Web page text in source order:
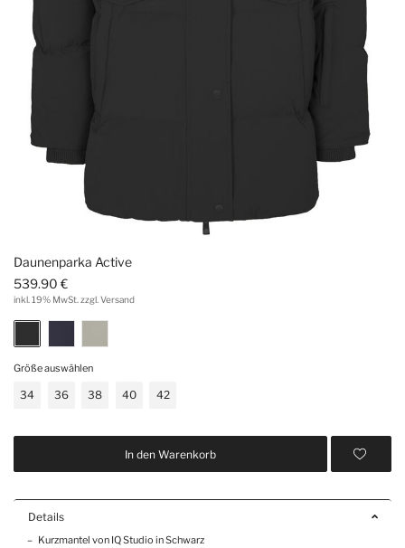
Daunenparka Active
539.90 €
inkl. 19% MwSt. zzgl. Versand
Größe auswählen
34 36 38 40 42
In den Warenkorb
Details
Kurzmantel von IQ Studio in Schwarz